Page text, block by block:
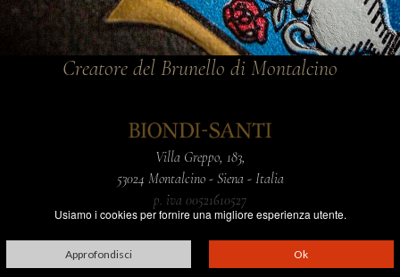
Creatore del Brunello di Montalcino
Villa Greppo, 183,
53024 Montalcino - Siena - Italia
p. iva 00521610527
Usiamo i cookies per fornire una migliore esperienza utente.
Approfondisci Ok